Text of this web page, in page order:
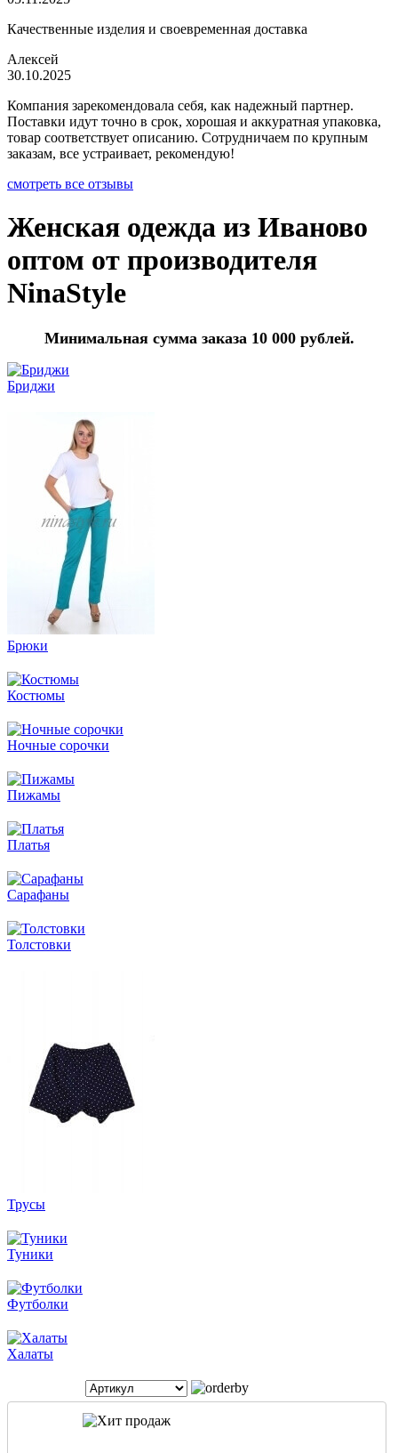
Качественные изделия и своевременная доставка
Алексей
30.10.2025
Компания зарекомендовала себя, как надежный партнер.
Поставки идут точно в срок, хорошая и аккуратная упаковка,
товар соответствует описанию. Сотрудничаем по крупным
заказам, все устраивает, рекомендую!
смотреть все отзывы
Женская одежда из Иваново
оптом от производителя
NinaStyle
Минимальная сумма заказа 10 000 рублей.
Бриджи
Брюки
Костюмы
Ночные сорочки
Пижамы
Платья
Сарафаны
Толстовки
Трусы
Туники
Футболки
Халаты